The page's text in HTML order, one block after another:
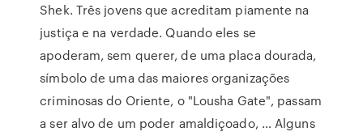
Shek. Três jovens que acreditam piamente na
justiça e na verdade. Quando eles se
apoderam, sem querer, de uma placa dourada,
símbolo de uma das maiores organizações
criminosas do Oriente, o "Lousha Gate", passam
a ser alvo de um poder amaldiçoado, … Alguns